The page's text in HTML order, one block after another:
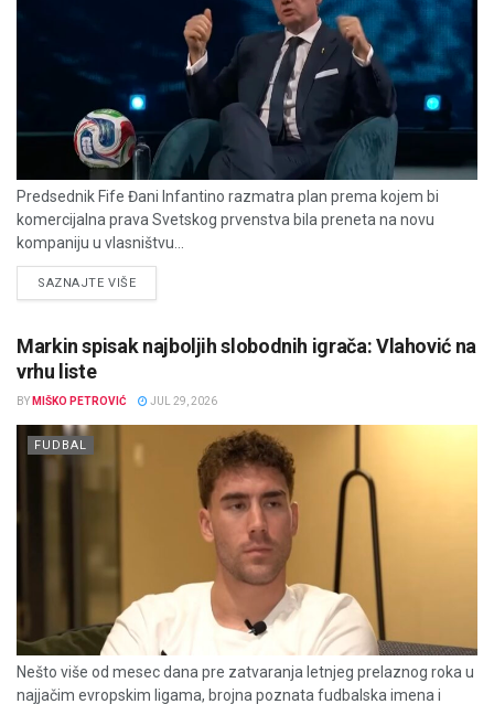
Predsednik Fife Đani Infantino razmatra plan prema kojem bi
komercijalna prava Svetskog prvenstva bila preneta na novu
kompaniju u vlasništvu...
SAZNAJTE VIŠEDETAILS
Markin spisak najboljih slobodnih igrača: Vlahović na
vrhu liste
BY MIŠKO PETROVIĆ JUL 29, 2026
FUDBAL
Nešto više od mesec dana pre zatvaranja letnjeg prelaznog roka u
najjačim evropskim ligama, brojna poznata fudbalska imena i